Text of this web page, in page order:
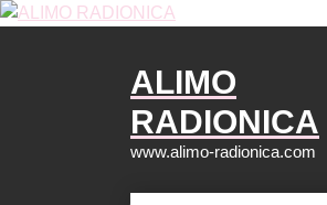
Скочи
ALIMO
RADIONICA
www.alimo-radionica.com